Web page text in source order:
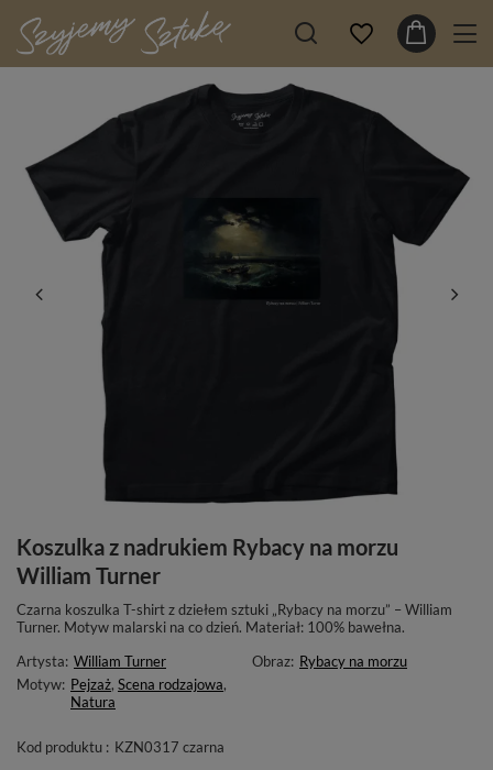
Koszulka z nadrukiem Rybacy na morzu
William Turner
Czarna koszulka T-shirt z dziełem sztuki „Rybacy na morzu” – William
Turner. Motyw malarski na co dzień. Materiał: 100% bawełna.
Artysta: William Turner Obraz: Rybacy na morzu
Motyw: Pejzaż, Scena rodzajowa,
Natura
Kod produktu : KZN0317 czarna